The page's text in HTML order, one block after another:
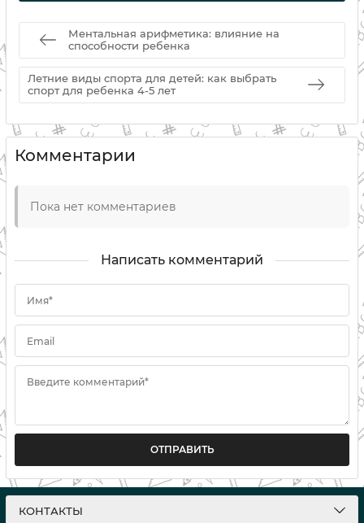
Ментальная арифметика: влияние на
способности ребенка
Летние виды спорта для детей: как выбрать
спорт для ребенка 4-5 лет
Комментарии
Пока нет комментариев
Написать комментарий
Имя*
Email
Введите комментарий*
ОТПРАВИТЬ
КОНТАКТЫ